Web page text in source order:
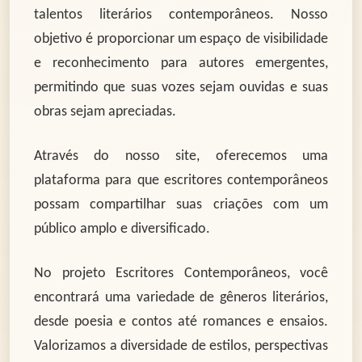
talentos literários contemporâneos. Nosso
objetivo é proporcionar um espaço de visibilidade
e reconhecimento para autores emergentes,
permitindo que suas vozes sejam ouvidas e suas
obras sejam apreciadas.
Através do nosso site, oferecemos uma
plataforma para que escritores contemporâneos
possam compartilhar suas criações com um
público amplo e diversificado.
No projeto Escritores Contemporâneos, você
encontrará uma variedade de gêneros literários,
desde poesia e contos até romances e ensaios.
Valorizamos a diversidade de estilos, perspectivas